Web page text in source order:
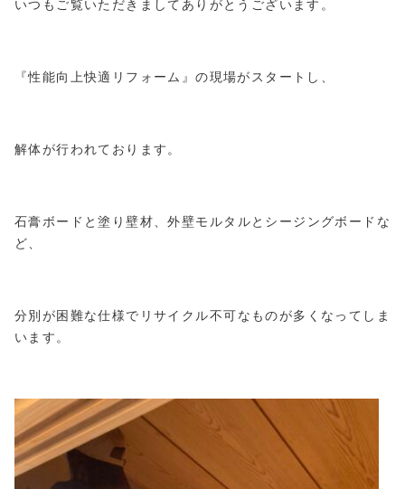
いつもご覧いただきましてありがとうございます。
『性能向上快適リフォーム』の現場がスタートし、
解体が行われております。
石膏ボードと塗り壁材、外壁モルタルとシージングボードな
ど、
分別が困難な仕様でリサイクル不可なものが多くなってしま
います。